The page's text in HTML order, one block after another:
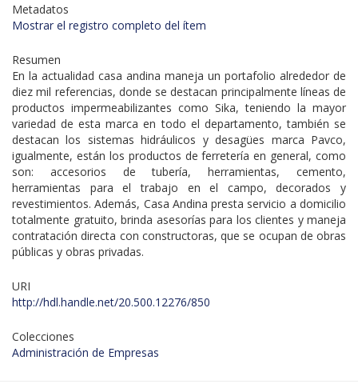
Metadatos
Mostrar el registro completo del ítem
Resumen
En la actualidad casa andina maneja un portafolio alrededor de
diez mil referencias, donde se destacan principalmente líneas de
productos impermeabilizantes como Sika, teniendo la mayor
variedad de esta marca en todo el departamento, también se
destacan los sistemas hidráulicos y desagües marca Pavco,
igualmente, están los productos de ferretería en general, como
son: accesorios de tubería, herramientas, cemento,
herramientas para el trabajo en el campo, decorados y
revestimientos. Además, Casa Andina presta servicio a domicilio
totalmente gratuito, brinda asesorías para los clientes y maneja
contratación directa con constructoras, que se ocupan de obras
públicas y obras privadas.
URI
http://hdl.handle.net/20.500.12276/850
Colecciones
Administración de Empresas